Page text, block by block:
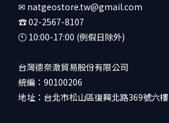
✉ natgeostore.tw@gmail.com
☎︎ 02-2567-8107
🕙︎ 10:00-17:00 (例假日除外)
台灣德奈澈貿易股份有限公司
統編：90100206
地址：台北市松山區復興北路369號六樓